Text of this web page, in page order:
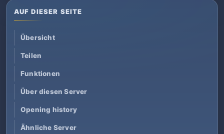
AUF DIESER SEITE
Übersicht
Teilen
Funktionen
Über diesen Server
Opening history
Ähnliche Server